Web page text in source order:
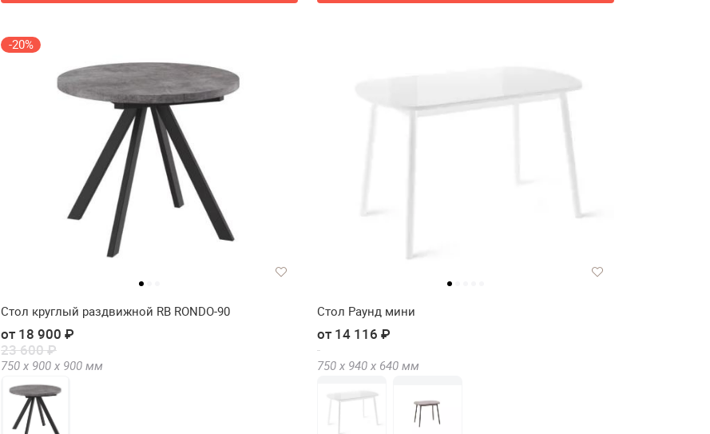
-20%
Стол круглый раздвижной RB RONDO-90
от 18 900 ₽
23 600 ₽
750 х 900 х 900 мм
Стол Раунд мини
от 14 116 ₽
750 х 940 х 640 мм